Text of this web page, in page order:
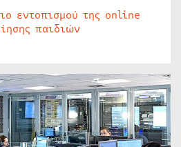
εντοπισμού της online
παιδιών